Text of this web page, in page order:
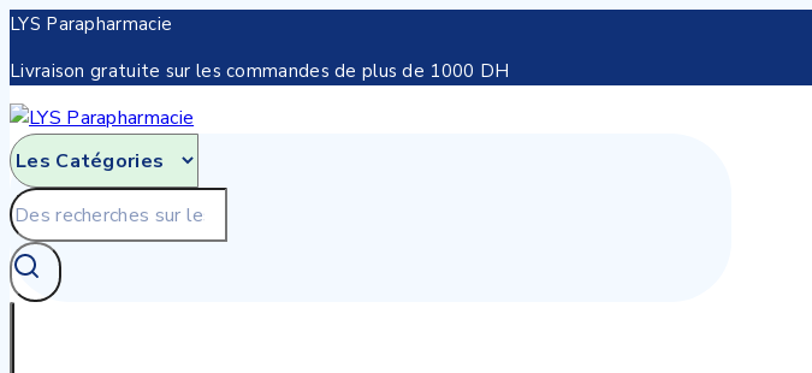
Skip
content
LYS Parapharmacie
Livraison gratuite sur les commandes de plus de 1000 DH
Recherche
pour: